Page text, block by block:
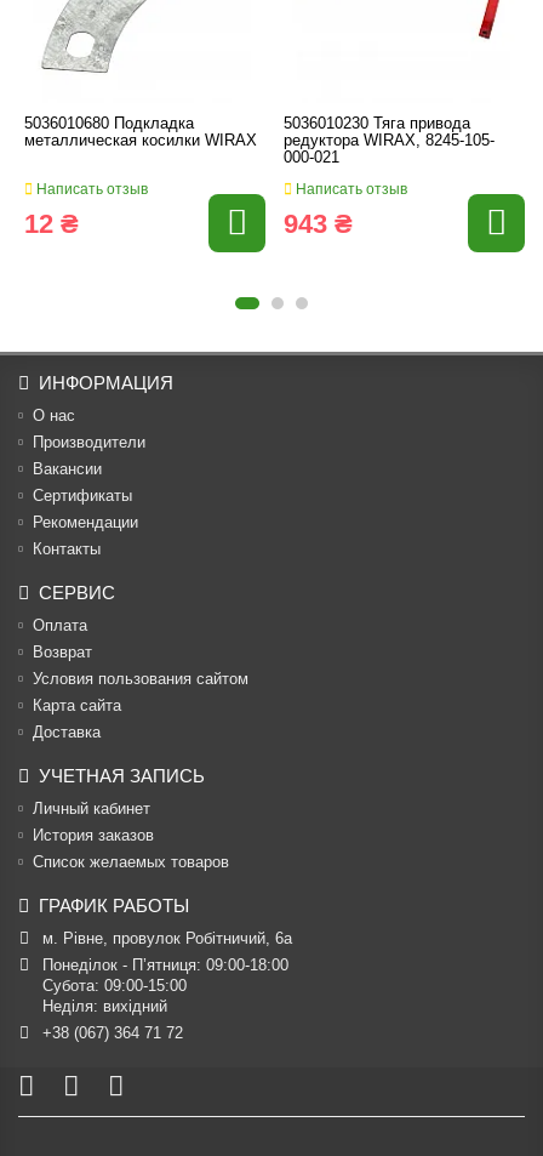
5036010680 Подкладка
металлическая косилки WIRAX
Написать отзыв
12 ₴
5036010230 Тяга привода
редуктора WIRAX, 8245-105-
000-021
Написать отзыв
943 ₴
ИНФОРМАЦИЯ
О нас
Производители
Вакансии
Cертификаты
Рекомендации
Контакты
СЕРВИС
Оплата
Возврат
Условия пользования сайтом
Карта сайта
Доставка
УЧЕТНАЯ ЗАПИСЬ
Личный кабинет
История заказов
Список желаемых товаров
ГРАФИК РАБОТЫ
м. Рівне, провулок Робітничий, 6а
Понеділок - П’ятниця: 09:00-18:00
Субота: 09:00-15:00
Неділя: вихідний
+38 (067) 364 71 72